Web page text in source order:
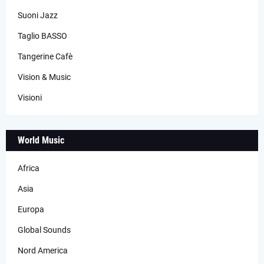
Suoni Jazz
Taglio BASSO
Tangerine Cafè
Vision & Music
Visioni
World Music
Africa
Asia
Europa
Global Sounds
Nord America